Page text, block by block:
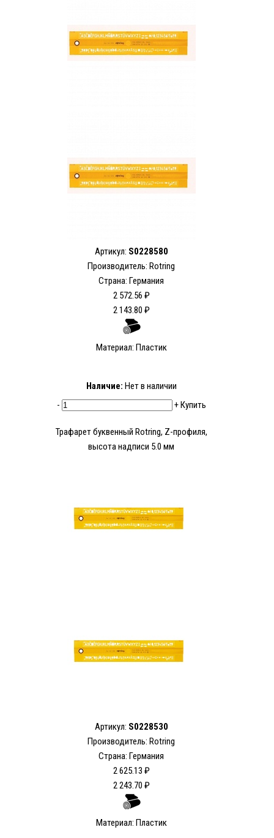
Артикул: S0228580
Производитель: Rotring
Страна: Германия
2 572.56 ₽
2 143.80 ₽
Материал: Пластик
Наличие: Нет в наличии
-
+Купить
Трафарет буквенный Rotring, Z-профиля,
высота надписи 5.0 мм
Артикул: S0228530
Производитель: Rotring
Страна: Германия
2 625.13 ₽
2 243.70 ₽
Материал: Пластик